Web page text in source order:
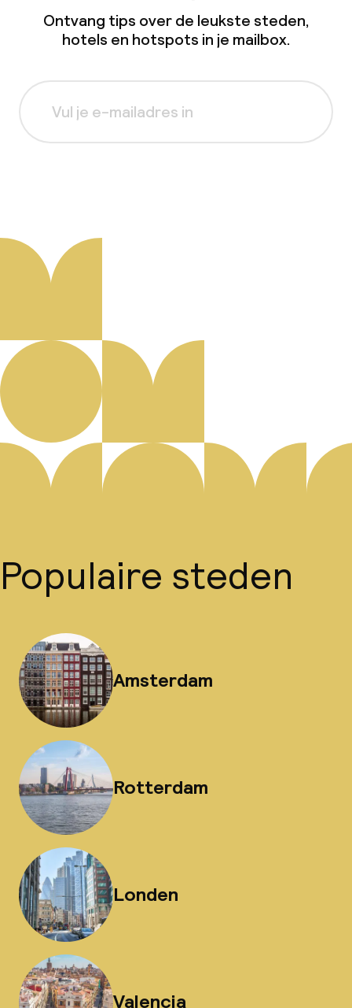
Ontvang tips over de leukste steden,
hotels en hotspots in je mailbox.
Populaire steden
Amsterdam
Rotterdam
Londen
Valencia